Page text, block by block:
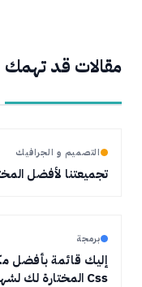
مقالات قد تهمك
التصميم و الجرافيك
تجميعتنا لأفضل
برمجة
Css المختارة لك لشهر يوليو